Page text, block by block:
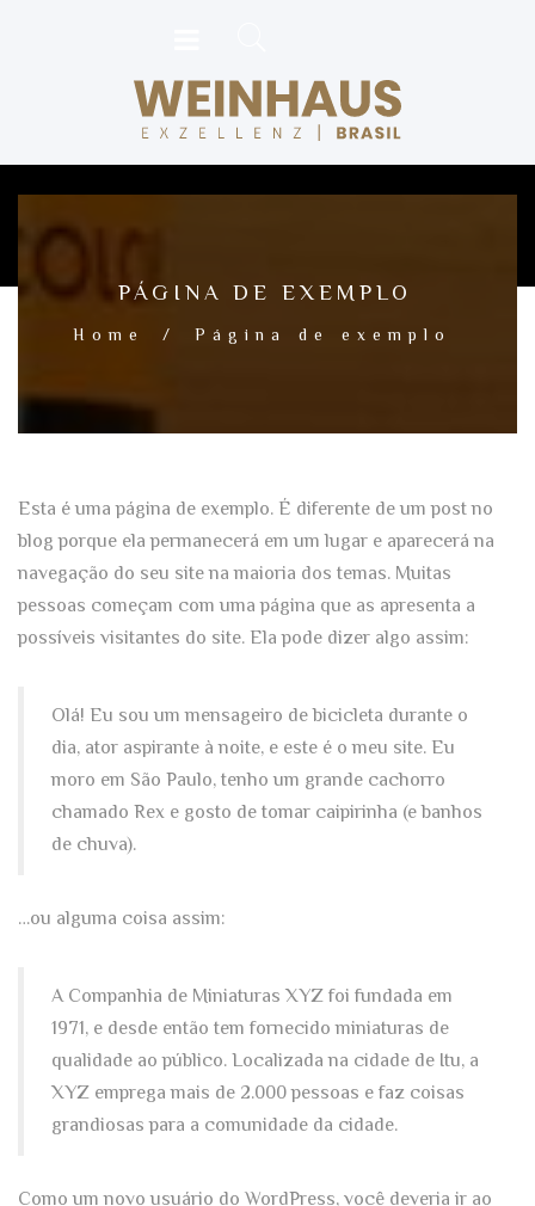
PÁGINA DE EXEMPLO
Home / Página de exemplo
Esta é uma página de exemplo. É diferente de um post no
blog porque ela permanecerá em um lugar e aparecerá na
navegação do seu site na maioria dos temas. Muitas
pessoas começam com uma página que as apresenta a
possíveis visitantes do site. Ela pode dizer algo assim:
Olá! Eu sou um mensageiro de bicicleta durante o
dia, ator aspirante à noite, e este é o meu site. Eu
moro em São Paulo, tenho um grande cachorro
chamado Rex e gosto de tomar caipirinha (e banhos
de chuva).
…ou alguma coisa assim:
A Companhia de Miniaturas XYZ foi fundada em
1971, e desde então tem fornecido miniaturas de
qualidade ao público. Localizada na cidade de Itu, a
XYZ emprega mais de 2.000 pessoas e faz coisas
grandiosas para a comunidade da cidade.
Como um novo usuário do WordPress, você deveria ir ao